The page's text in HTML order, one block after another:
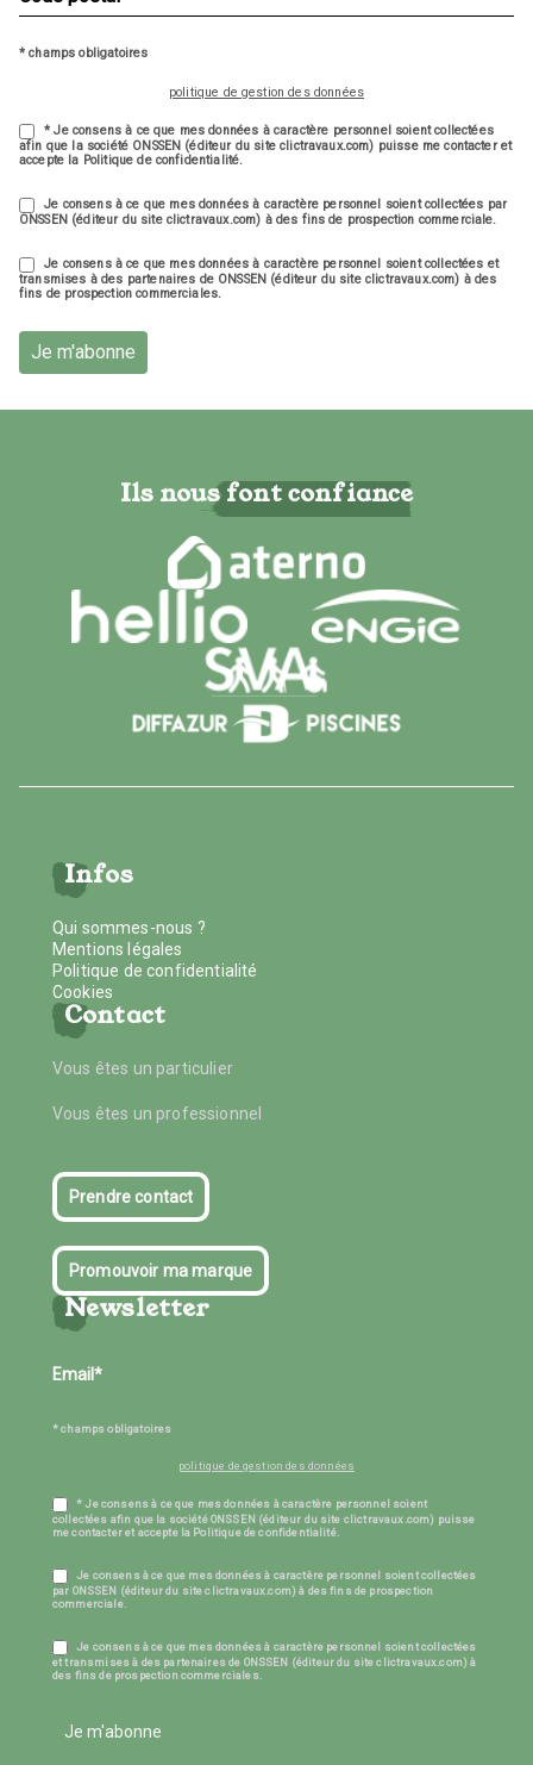
* champs obligatoires
politique de gestion des données
* Je consens à ce que mes données à caractère personnel soient collectées
afin que la société ONSSEN (éditeur du site clictravaux.com) puisse me contacter et
accepte la Politique de confidentialité.
Je consens à ce que mes données à caractère personnel soient collectées par
ONSSEN (éditeur du site clictravaux.com) à des fins de prospection commerciale.
Je consens à ce que mes données à caractère personnel soient collectées et
transmises à des partenaires de ONSSEN (éditeur du site clictravaux.com) à des
fins de prospection commerciales.
Je m'abonne
Ils nous font confiance
Infos
Qui sommes-nous ?
Mentions légales
Politique de confidentialité
Cookies
Contact
Vous êtes un particulier
Vous êtes un professionnel
Prendre contact
Promouvoir ma marque
Newsletter
* champs obligatoires
politique de gestion des données
* Je consens à ce que mes données à caractère personnel soient
collectées afin que la société ONSSEN (éditeur du site clictravaux.com) puisse
me contacter et accepte la Politique de confidentialité.
Je consens à ce que mes données à caractère personnel soient collectées
par ONSSEN (éditeur du site clictravaux.com) à des fins de prospection
commerciale.
Je consens à ce que mes données à caractère personnel soient collectées
et transmises à des partenaires de ONSSEN (éditeur du site clictravaux.com) à
des fins de prospection commerciales.
Je m'abonne